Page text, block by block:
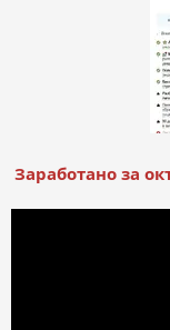
Заработано за